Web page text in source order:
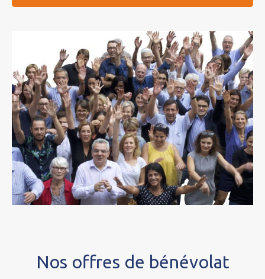
Nos offres de bénévolat